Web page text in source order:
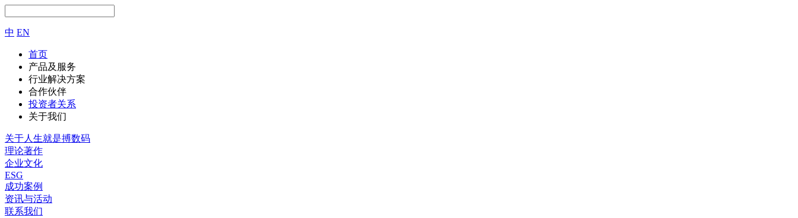
中 EN
首页
产品及服务
行业解决方案
合作伙伴
投资者关系
关于我们
关于人生就是搏数码
理论著作
企业文化
ESG
成功案例
资讯与活动
联系我们